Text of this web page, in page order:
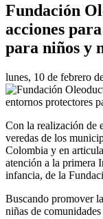
Fundación
acciones
para niños y
lunes, 10 de febrero
Con la realización de
veredas de los
Colombia y en
atención a la primera
infancia, de la
Buscando promover
niñas de